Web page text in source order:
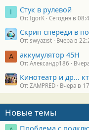
I Стук в рулевой
От: IgorK Сегодня в
Скрип спереди в
От: swyazist Вчера в
А аккумулятор 45H
От: Александр186
Кинотеатр и др...
От: ZAMPRED Вчера в
Новые темы
Проблема с